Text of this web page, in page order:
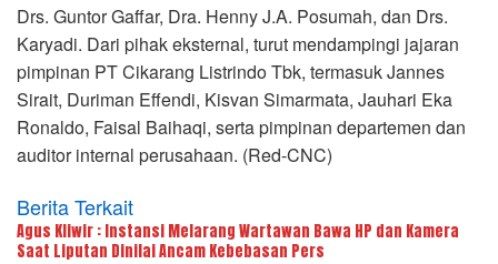
Drs. Guntor Gaffar, Dra. Henny J.A. Posumah, dan Drs.
Karyadi. Dari pihak eksternal, turut mendampingi jajaran
pimpinan PT Cikarang Listrindo Tbk, termasuk Jannes
Sirait, Duriman Effendi, Kisvan Simarmata, Jauhari Eka
Ronaldo, Faisal Baihaqi, serta pimpinan departemen dan
auditor internal perusahaan. (Red-CNC)
Berita Terkait
Agus Kliwir : Instansi Melarang Wartawan Bawa HP dan Kamera
Saat Liputan Dinilai Ancam Kebebasan Pers